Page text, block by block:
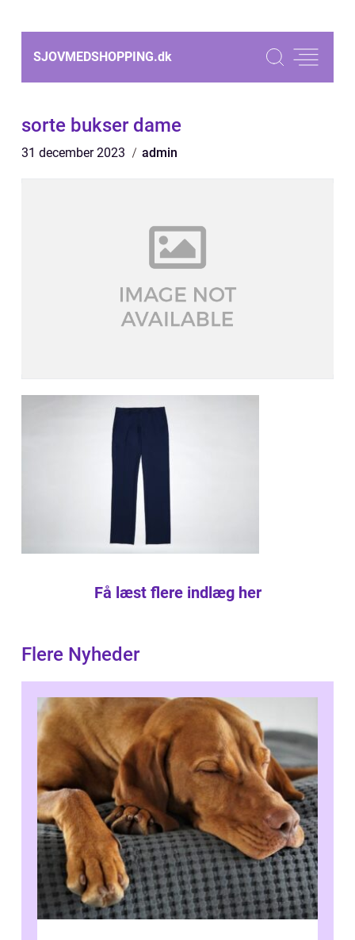
SJOVMEDSHOPPING.dk
sorte bukser dame
31 december 2023 admin
Få læst flere indlæg her
Flere Nyheder